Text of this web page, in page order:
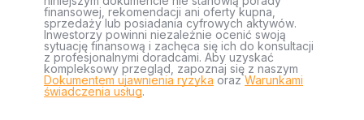
finansowej, rekomendacji ani oferty kupna,
sprzedaży lub posiadania cyfrowych aktywów.
Inwestorzy powinni niezależnie ocenić swoją
sytuację finansową i zachęca się ich do konsultacji
z profesjonalnymi doradcami. Aby uzyskać
kompleksowy przegląd, zapoznaj się z naszym
Dokumentem ujawnienia ryzyka orazWarunkami
świadczenia usług.